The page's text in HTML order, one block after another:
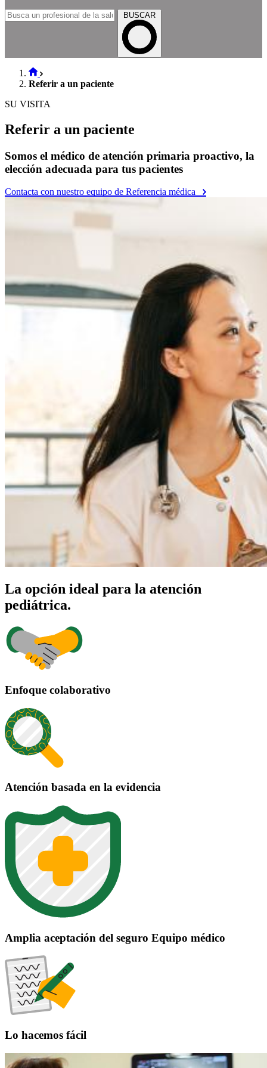
BUSCAR
Referir a un paciente
SU VISITA
Referir a un paciente
Somos el médico de atención primaria proactivo, la
elección adecuada para tus pacientes
Contacta con nuestro equipo de Referencia médica
La opción ideal para la atención
pediátrica.
Enfoque colaborativo
Atención basada en la evidencia
Amplia aceptación del seguro Equipo médico
Lo hacemos fácil